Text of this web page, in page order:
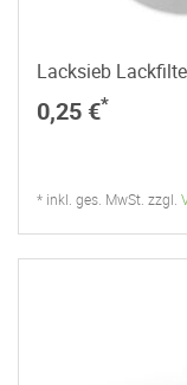
Lacksieb
0,25 €*
* inkl. ges. MwSt. zzgl.